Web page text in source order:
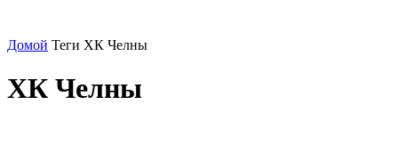
Домой Теги ХК Челны
ХК Челны